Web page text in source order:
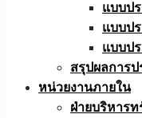
แบบป
แบบป
แบบป
สรุปผลการ
หน่วยงานภายใน
ฝ่ายบริหาร